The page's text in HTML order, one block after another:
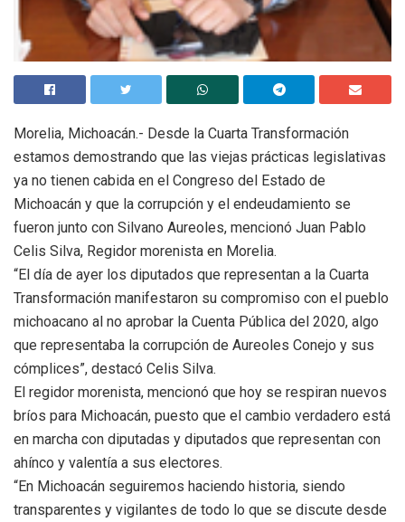
Morelia, Michoacán.- Desde la Cuarta Transformación
estamos demostrando que las viejas prácticas legislativas
ya no tienen cabida en el Congreso del Estado de
Michoacán y que la corrupción y el endeudamiento se
fueron junto con Silvano Aureoles, mencionó Juan Pablo
Celis Silva, Regidor morenista en Morelia.
“El día de ayer los diputados que representan a la Cuarta
Transformación manifestaron su compromiso con el pueblo
michoacano al no aprobar la Cuenta Pública del 2020, algo
que representaba la corrupción de Aureoles Conejo y sus
cómplices”, destacó Celis Silva.
El regidor morenista, mencionó que hoy se respiran nuevos
bríos para Michoacán, puesto que el cambio verdadero está
en marcha con diputadas y diputados que representan con
ahínco y valentía a sus electores.
“En Michoacán seguiremos haciendo historia, siendo
transparentes y vigilantes de todo lo que se discute desde